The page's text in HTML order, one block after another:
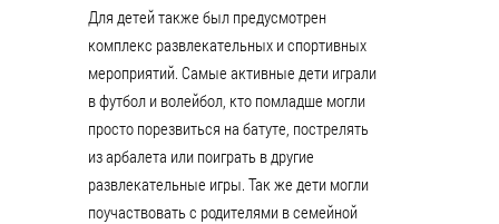
Для детей также был предусмотрен
комплекс развлекательных и спортивных
мероприятий. Самые активные дети играли
в футбол и волейбол, кто помладше могли
просто порезвиться на батуте, пострелять
из арбалета или поиграть в другие
развлекательные игры. Так же дети могли
поучаствовать с родителями в семейной